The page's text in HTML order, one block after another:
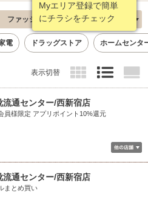
Myエリア登録で簡単
にチラシをチェック
ファッション 新着順
電 ドラッグストア ホームセンタ
表示切替
流通センター/西新宿店
員様限定 アプリポイント10%還元
流通センター/西新宿店
まとめ買い